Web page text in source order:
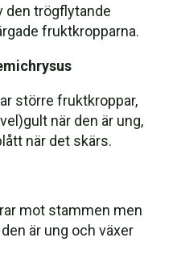
den trögflytande
fruktkropparna.
större fruktkroppar,
när den är ung,
när det skärs.
mot stammen men
är ung och växer